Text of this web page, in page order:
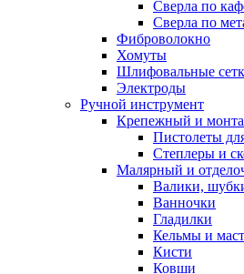
Сверла по
Сверла по
Фиброволокно
Хомуты
Шлифовальные
Электроды
Ручной инструмент
Крепежный и
Пистолеты
Степлеры и
Малярный и
Валики,
Ванночки
Гладилки
Кельмы и
Кисти
Ковши